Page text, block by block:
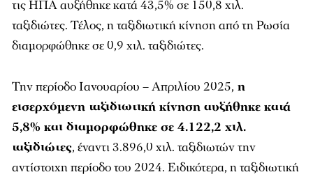
τις ΗΠΑ αυξήθηκε κατά 43,5% σε 150,8 χιλ.
ταξιδιώτες. Τέλος, η ταξιδιωτική κίνηση από τη Ρωσία
διαμορφώθηκε σε 0,9 χιλ. ταξιδιώτες.
Την περίοδο Ιανουαρίου – Απριλίου 2025, η
εισερχόμενη ταξιδιωτική κίνηση αυξήθηκε κατά
5,8% και διαμορφώθηκε σε 4.122,2 χιλ.
ταξιδιώτες, έναντι 3.896,0 χιλ. ταξιδιωτών την
αντίστοιχη περίοδο του 2024. Ειδικότερα, η ταξιδιωτική